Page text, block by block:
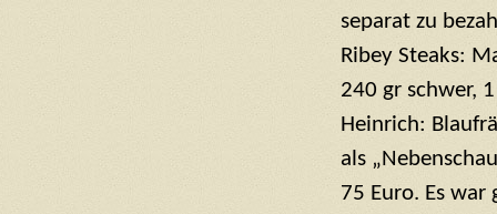
separat zu
Ribey Steaks:
240 gr schwer,
Heinrich:
als
75 Euro. Es